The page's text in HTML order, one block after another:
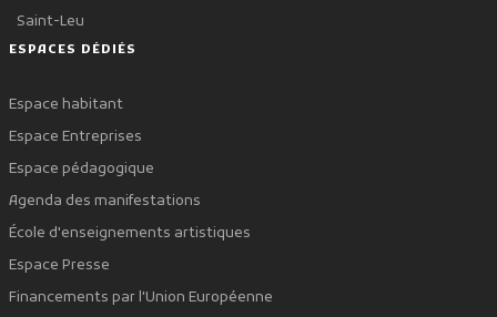
Saint-Leu
ESPACES DÉDIÉS
Espace habitant
Espace Entreprises
Espace pédagogique
Agenda des manifestations
École d'enseignements artistiques
Espace Presse
Financements par l'Union Européenne